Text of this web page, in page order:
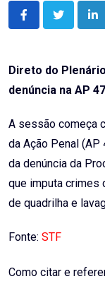
Direto do
denúncia na AP
A sessão começa
da Ação Penal (AP
da denúncia da
que imputa crimes
de quadrilha e
Fonte: STF
Como citar e